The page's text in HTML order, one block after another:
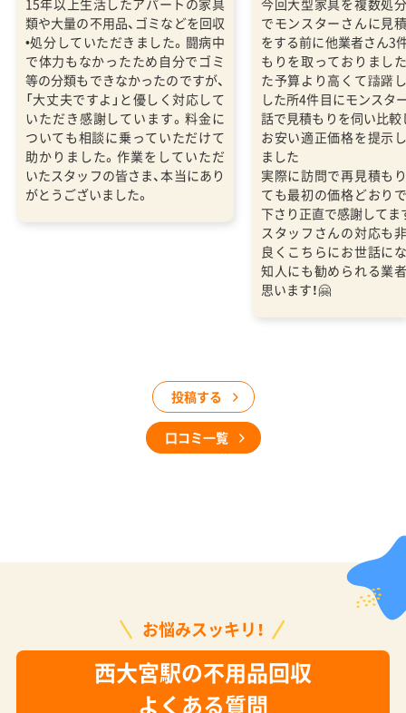
15年以上生活したアパートの家具
類や大量の不用品、ゴミなどを回収
•処分していただきました。闘病中
で体力もなかったため自分でゴミ
等の分類もできなかったのですが、
「大丈夫ですよ」と優しく対応して
いただき感謝しています。料金に
ついても相談に乗っていただけて
助かりました。作業をしていただ
いたスタッフの皆さま、本当にあり
がとうございました。
今回大型家具を複数処
でモンスターさんに見
をする前に他業者さん3
もりを取っておりまし
た予算より高くて躊躇
した所4件目にモンスタ
話で見積もりを伺い比
お安い適正価格を提示
ました
実際に訪問で再見積も
ても最初の価格どおり
下さり正直で感謝してま
スタッフさんの対応も
良くこちらにお世話に
知人にも勧められる業
思います！🤗
投稿する
口コミ一覧
お悩みスッキリ！
西大宮駅の不用品回収
よくある質問